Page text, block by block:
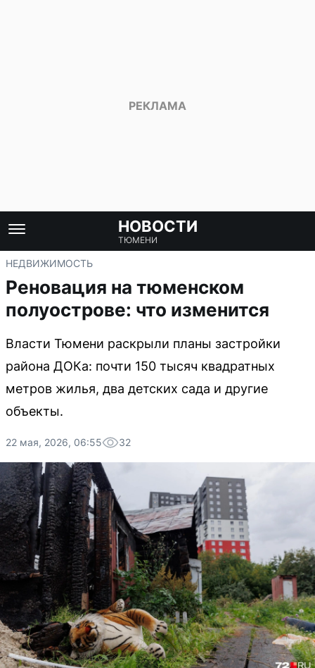
НОВОСТИ
ТЮМЕНИ
НЕДВИЖИМОСТЬ
Реновация на тюменском
полуострове: что изменится
Власти Тюмени раскрыли планы застройки
района ДОКа: почти 150 тысяч квадратных
метров жилья, два детских сада и другие
объекты.
22 мая, 2026, 06:55 32